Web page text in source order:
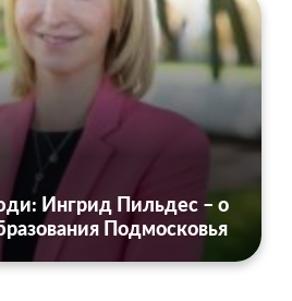
Ингрид Пильдес – о
Подмосковья